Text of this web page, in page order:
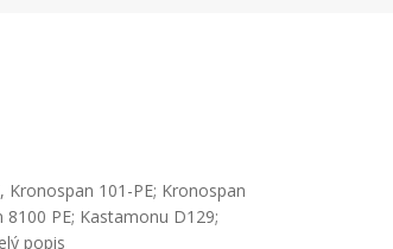
Kronospan 101-PE; Kronospan
8100 PE; Kastamonu D129;
popis